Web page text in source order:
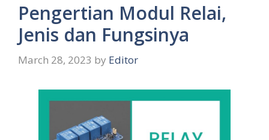
Pengertian Modul Relai,
Jenis dan Fungsinya
March 28, 2023 by Editor